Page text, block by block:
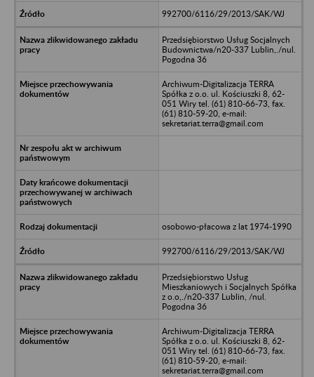
992700/6116/29/2013/SAK/WJ
Przedsiębiorstwo Usług Socjalnych
Budownictwa/n20-337 Lublin,./nul.
Pogodna 36
Archiwum-Digitalizacja TERRA
Spółka z o.o. ul. Kościuszki 8, 62-
051 Wiry tel. (61) 810-66-73, fax.
(61) 810-59-20, e-mail:
sekretariat.terra@gmail.com
osobowo-płacowa z lat 1974-1990
992700/6116/29/2013/SAK/WJ
Przedsiębiorstwo Usług
Mieszkaniowych i Socjalnych Spółka
z o.o,./n20-337 Lublin, /nul.
Pogodna 36
Archiwum-Digitalizacja TERRA
Spółka z o.o. ul. Kościuszki 8, 62-
051 Wiry tel. (61) 810-66-73, fax.
(61) 810-59-20, e-mail:
sekretariat.terra@gmail.com